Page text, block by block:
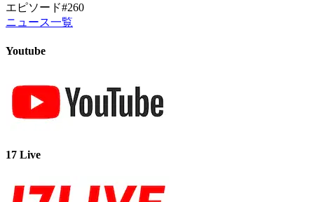
エピソード#260
ニュース一覧
Youtube
17 Live